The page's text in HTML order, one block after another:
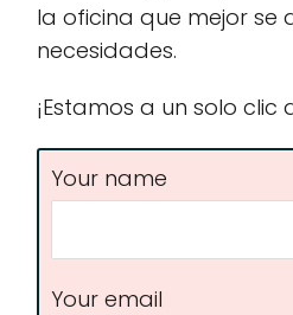
la oficina que mejor se
necesidades.
¡Estamos a un solo
Your name
Your email